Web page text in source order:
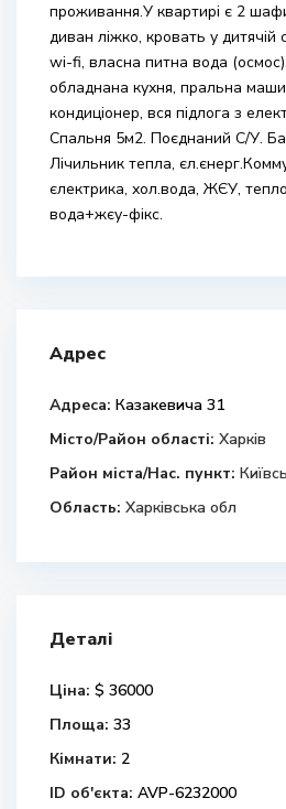
проживання.У квартирі є 2
диван ліжко, кровать у дитячій
wi-fi, власна питна вода
обладнана кухня, пральна
кондиціонер, вся підлога з
Спальня 5м2. Поєднаний С/У.
Лічильник тепла,
єлектрика, хол.вода, ЖЄУ,
вода+жєу-фікс.
Адрес
Адреса: Казакевича 31
Місто/Район області: Харків
Район міста/Нас. пункт:
Область: Харківська обл
Деталі
Ціна: $ 36000
Площа: 33
Кімнати: 2
ID об'єкта: AVP-6232000